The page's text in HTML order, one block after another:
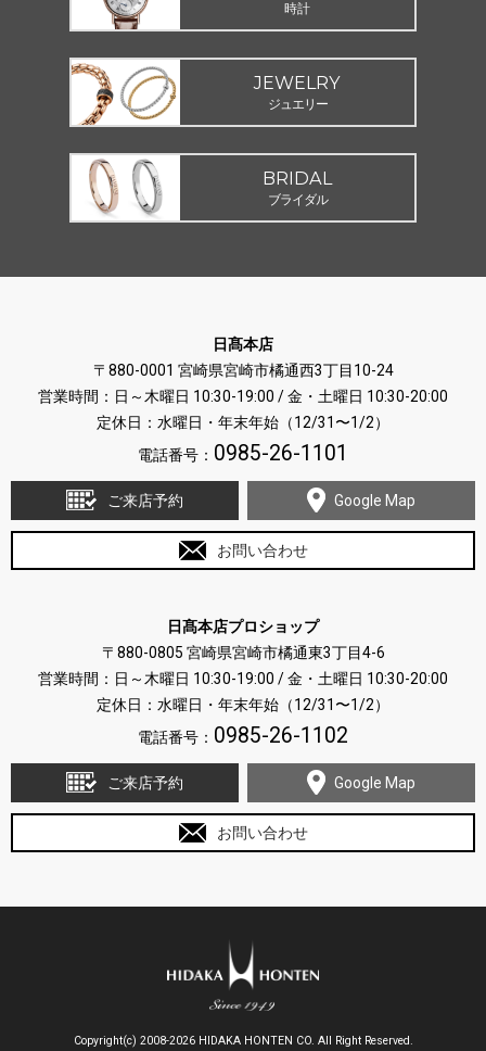
時計
JEWELRY
ジュエリー
BRIDAL
ブライダル
日髙本店
〒880-0001 宮崎県宮崎市橘通西3丁目10-24
営業時間：日～木曜日 10:30-19:00 / 金・土曜日 10:30-20:00
定休日：水曜日・年末年始（12/31〜1/2）
電話番号： 0985-26-1101
ご来店予約 Google Map
お問い合わせ
日髙本店プロショップ
〒880-0805 宮崎県宮崎市橘通東3丁目4-6
営業時間：日～木曜日 10:30-19:00 / 金・土曜日 10:30-20:00
定休日：水曜日・年末年始（12/31〜1/2）
電話番号： 0985-26-1102
ご来店予約 Google Map
お問い合わせ
Copyright(c) 2008-2026 HIDAKA HONTEN CO. All Right Reserved.